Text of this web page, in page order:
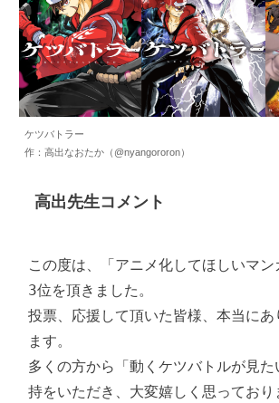
ケツバトラー
作：高出なおたか（@nyangororon）
高出先生コメント
この度は、「アニメ化してほしいマン
3位を頂きました。
投票、応援して頂いた皆様、本当に
ます。
多くの方から「動くケツバトルが見
持をいただき、大変嬉しく思っており